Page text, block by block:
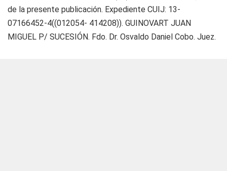
de la presente publicación. Expediente CUIJ: 13-
07166452-4((012054- 414208)). GUINOVART JUAN
MIGUEL P/ SUCESIÓN. Fdo. Dr. Osvaldo Daniel Cobo. Juez.